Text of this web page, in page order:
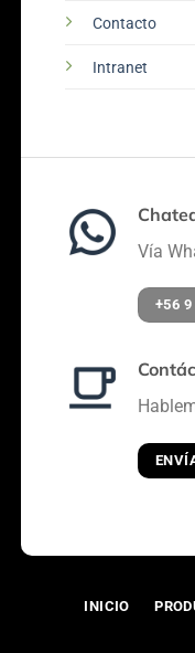
Contacto
Intranet
Vía
+56 9
INICIO